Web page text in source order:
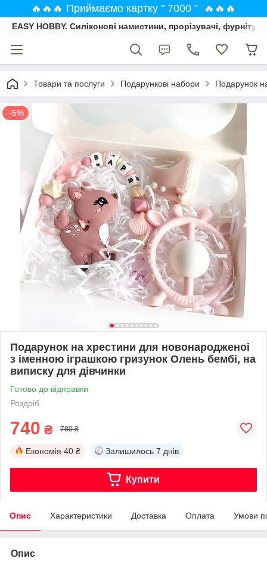
🔥🔥🔥 Приймаємо картку " 7000 " 🔥🔥🔥
EASY HOBBY. Силіконові намистини, прорізувачі,
Товари та послуги Подарункові набори Подарунок
–5%
Подарунок на хрестини для новонародженоі
з іменною іграшкою гризунок Олень бембі, на
виписку для дівчинки
Готово до відправки
Роздріб
740 ₴ 780 ₴
Економія 40 ₴ Залишилось 7 днів
Купити
Опис Характеристики Доставка Оплата Умови
Опис